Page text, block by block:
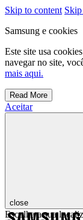
Skip to content
Samsung e cookies
Este site usa
navegar no site,
mais aqui.
Read More
Aceitar
close
Escolha a sua